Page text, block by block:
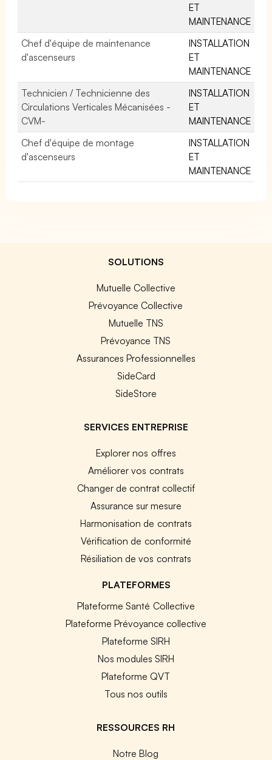
ET
MAINTENANCE
Chef d'équipe de maintenance
d'ascenseurs
INSTALLATION
ET
MAINTENANCE
Technicien / Technicienne des
Circulations Verticales Mécanisées -
CVM-
INSTALLATION
ET
MAINTENANCE
Chef d'équipe de montage
d'ascenseurs
INSTALLATION
ET
MAINTENANCE
SOLUTIONS
Mutuelle Collective
Prévoyance Collective
Mutuelle TNS
Prévoyance TNS
Assurances Professionnelles
SideCard
SideStore
SERVICES ENTREPRISE
Explorer nos offres
Améliorer vos contrats
Changer de contrat collectif
Assurance sur mesure
Harmonisation de contrats
Vérification de conformité
Résiliation de vos contrats
PLATEFORMES
Plateforme Santé Collective
Plateforme Prévoyance collective
Plateforme SIRH
Nos modules SIRH
Plateforme QVT
Tous nos outils
RESSOURCES RH
Notre Blog